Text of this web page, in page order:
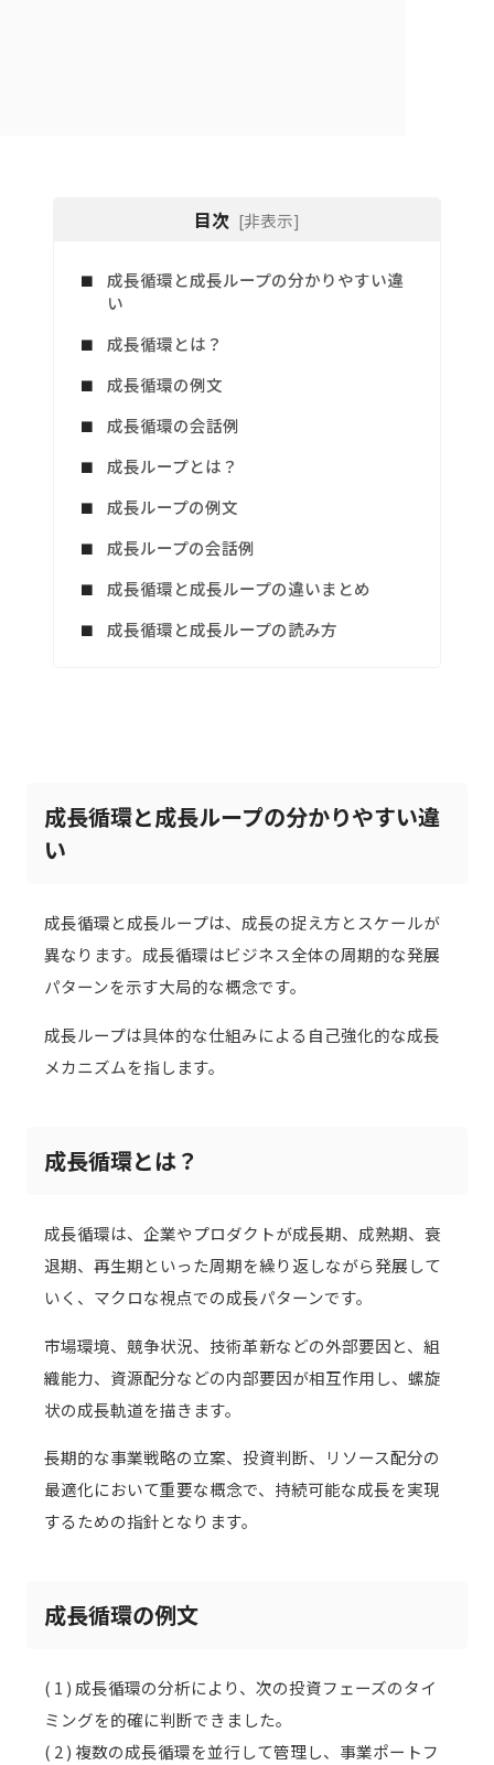
目次 [非表示]
成長循環と成長ループの分かりやすい違
い
成長循環とは？
成長循環の例文
成長循環の会話例
成長ループとは？
成長ループの例文
成長ループの会話例
成長循環と成長ループの違いまとめ
成長循環と成長ループの読み方
成長循環と成長ループの分かりやすい違
い
成長循環と成長ループは、成長の捉え方とスケールが
異なります。成長循環はビジネス全体の周期的な発展
パターンを示す大局的な概念です。
成長ループは具体的な仕組みによる自己強化的な成長
メカニズムを指します。
成長循環とは？
成長循環は、企業やプロダクトが成長期、成熟期、衰
退期、再生期といった周期を繰り返しながら発展して
いく、マクロな視点での成長パターンです。
市場環境、競争状況、技術革新などの外部要因と、組
織能力、資源配分などの内部要因が相互作用し、螺旋
状の成長軌道を描きます。
長期的な事業戦略の立案、投資判断、リソース配分の
最適化において重要な概念で、持続可能な成長を実現
するための指針となります。
成長循環の例文
( 1 ) 成長循環の分析により、次の投資フェーズのタイ
ミングを的確に判断できました。
( 2 ) 複数の成長循環を並行して管理し、事業ポートフ